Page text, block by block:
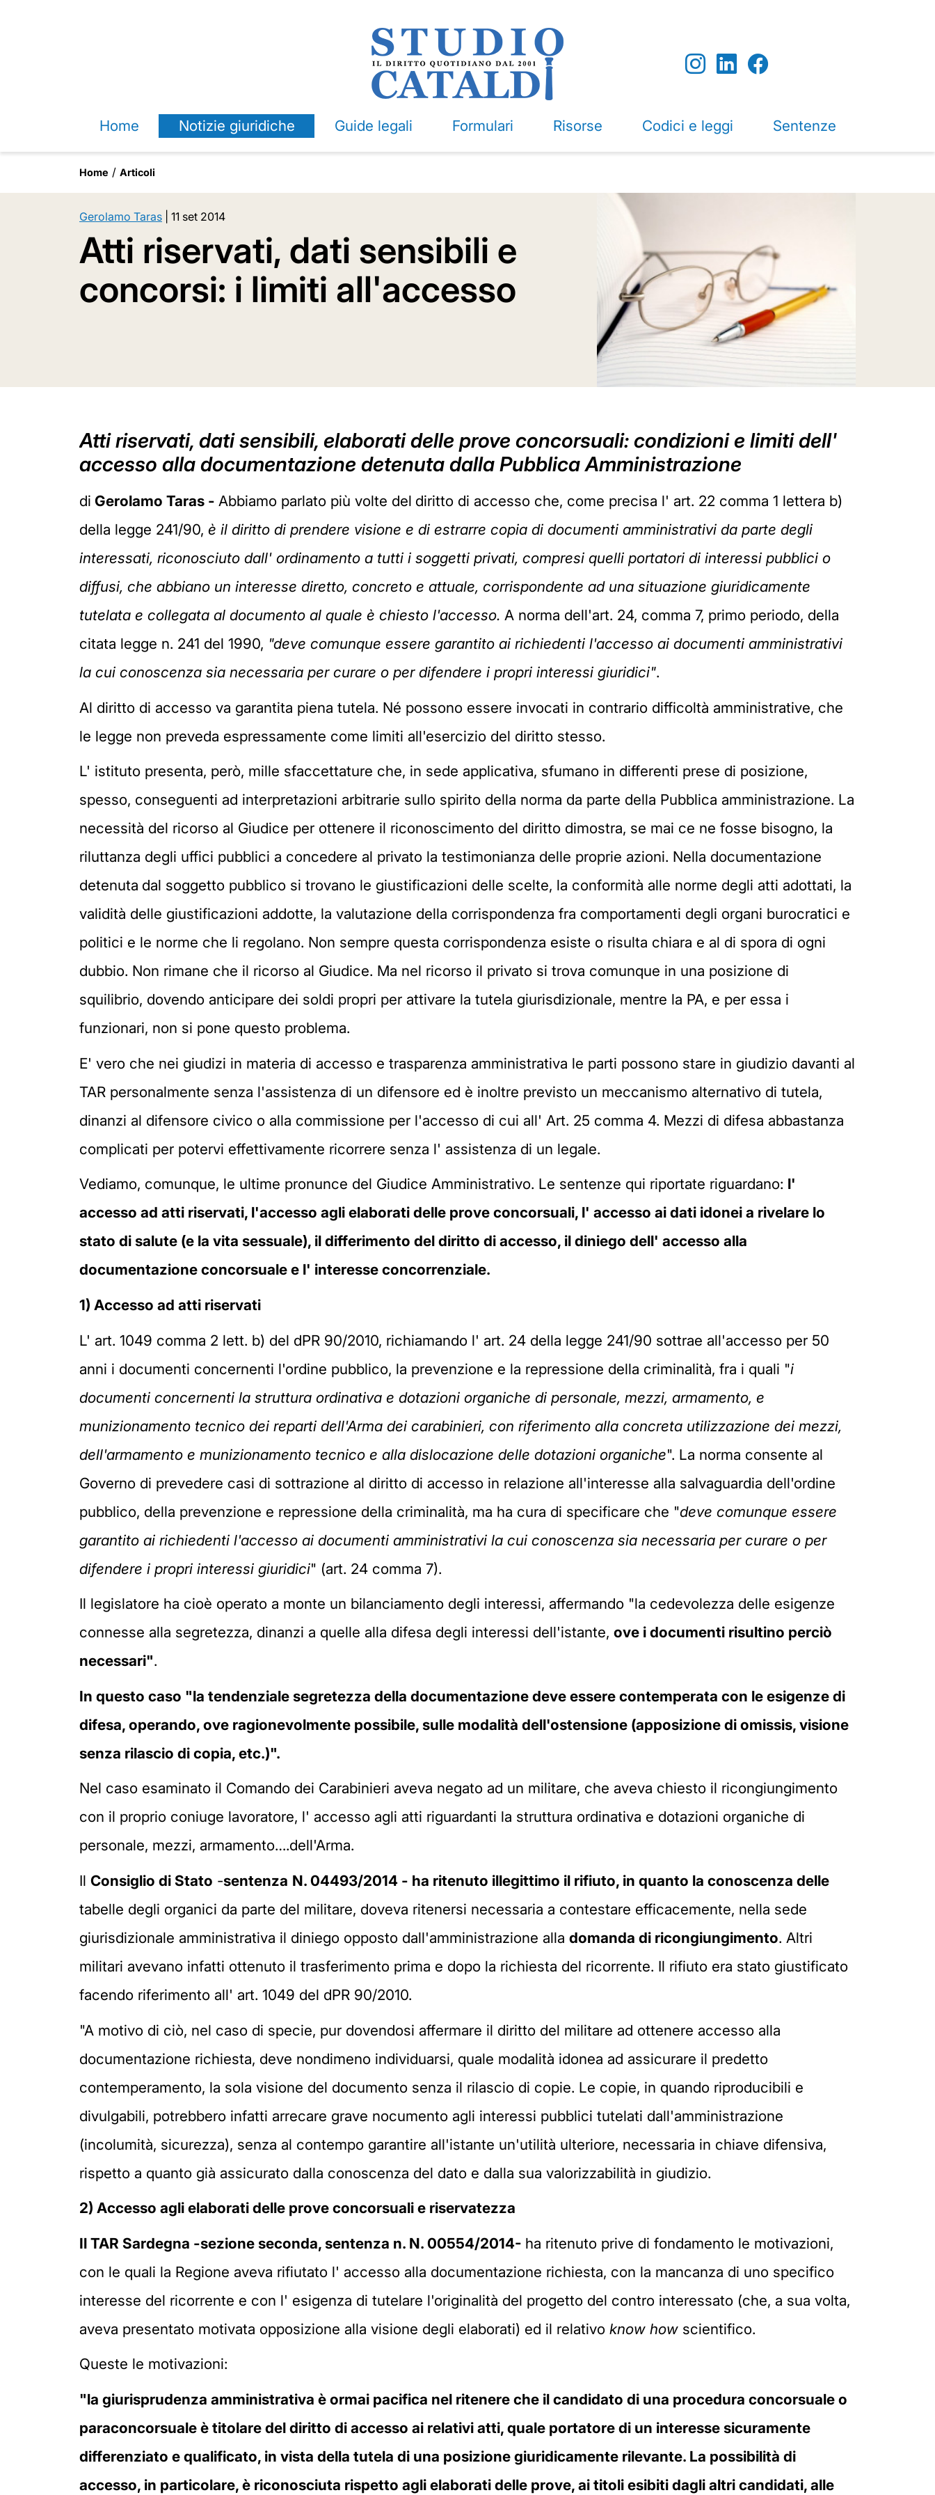
Home Notizie giuridiche Guide legali Formulari Risorse Codici e leggi Sentenze
Home Articoli
Gerolamo Taras 11 set 2014
Atti riservati, dati sensibili e
concorsi: i limiti all'accesso
Atti riservati, dati sensibili, elaborati delle prove concorsuali: condizioni e limiti dell'
accesso alla documentazione detenuta dalla Pubblica Amministrazione
di Gerolamo Taras - Abbiamo parlato più volte del diritto di accesso che, come precisa l' art. 22 comma 1 lettera b)
della legge 241/90, è il diritto di prendere visione e di estrarre copia di documenti amministrativi da parte degli
interessati, riconosciuto dall' ordinamento a tutti i soggetti privati, compresi quelli portatori di interessi pubblici o
diffusi, che abbiano un interesse diretto, concreto e attuale, corrispondente ad una situazione giuridicamente
tutelata e collegata al documento al quale è chiesto l'accesso. A norma dell'art. 24, comma 7, primo periodo, della
citata legge n. 241 del 1990, "deve comunque essere garantito ai richiedenti l'accesso ai documenti amministrativi
la cui conoscenza sia necessaria per curare o per difendere i propri interessi giuridici".
Al diritto di accesso va garantita piena tutela. Né possono essere invocati in contrario difficoltà amministrative, che
le legge non preveda espressamente come limiti all'esercizio del diritto stesso.
L' istituto presenta, però, mille sfaccettature che, in sede applicativa, sfumano in differenti prese di posizione,
spesso, conseguenti ad interpretazioni arbitrarie sullo spirito della norma da parte della Pubblica amministrazione. La
necessità del ricorso al Giudice per ottenere il riconoscimento del diritto dimostra, se mai ce ne fosse bisogno, la
riluttanza degli uffici pubblici a concedere al privato la testimonianza delle proprie azioni. Nella documentazione
detenuta dal soggetto pubblico si trovano le giustificazioni delle scelte, la conformità alle norme degli atti adottati, la
validità delle giustificazioni addotte, la valutazione della corrispondenza fra comportamenti degli organi burocratici e
politici e le norme che li regolano. Non sempre questa corrispondenza esiste o risulta chiara e al di spora di ogni
dubbio. Non rimane che il ricorso al Giudice. Ma nel ricorso il privato si trova comunque in una posizione di
squilibrio, dovendo anticipare dei soldi propri per attivare la tutela giurisdizionale, mentre la PA, e per essa i
funzionari, non si pone questo problema.
E' vero che nei giudizi in materia di accesso e trasparenza amministrativa le parti possono stare in giudizio davanti al
TAR personalmente senza l'assistenza di un difensore ed è inoltre previsto un meccanismo alternativo di tutela,
dinanzi al difensore civico o alla commissione per l'accesso di cui all' Art. 25 comma 4. Mezzi di difesa abbastanza
complicati per potervi effettivamente ricorrere senza l' assistenza di un legale.
Vediamo, comunque, le ultime pronunce del Giudice Amministrativo. Le sentenze qui riportate riguardano: l'
accesso ad atti riservati, l'accesso agli elaborati delle prove concorsuali, l' accesso ai dati idonei a rivelare lo
stato di salute (e la vita sessuale), il differimento del diritto di accesso, il diniego dell' accesso alla
documentazione concorsuale e l' interesse concorrenziale.
1) Accesso ad atti riservati
L' art. 1049 comma 2 lett. b) del dPR 90/2010, richiamando l' art. 24 della legge 241/90 sottrae all'accesso per 50
anni i documenti concernenti l'ordine pubblico, la prevenzione e la repressione della criminalità, fra i quali "i
documenti concernenti la struttura ordinativa e dotazioni organiche di personale, mezzi, armamento, e
munizionamento tecnico dei reparti dell'Arma dei carabinieri, con riferimento alla concreta utilizzazione dei mezzi,
dell'armamento e munizionamento tecnico e alla dislocazione delle dotazioni organiche". La norma consente al
Governo di prevedere casi di sottrazione al diritto di accesso in relazione all'interesse alla salvaguardia dell'ordine
pubblico, della prevenzione e repressione della criminalità, ma ha cura di specificare che "deve comunque essere
garantito ai richiedenti l'accesso ai documenti amministrativi la cui conoscenza sia necessaria per curare o per
difendere i propri interessi giuridici" (art. 24 comma 7).
Il legislatore ha cioè operato a monte un bilanciamento degli interessi, affermando "la cedevolezza delle esigenze
connesse alla segretezza, dinanzi a quelle alla difesa degli interessi dell'istante, ove i documenti risultino perciò
necessari".
In questo caso "la tendenziale segretezza della documentazione deve essere contemperata con le esigenze di
difesa, operando, ove ragionevolmente possibile, sulle modalità dell'ostensione (apposizione di omissis, visione
senza rilascio di copia, etc.)".
Nel caso esaminato il Comando dei Carabinieri aveva negato ad un militare, che aveva chiesto il ricongiungimento
con il proprio coniuge lavoratore, l' accesso agli atti riguardanti la struttura ordinativa e dotazioni organiche di
personale, mezzi, armamento….dell'Arma.
Il Consiglio di Stato -sentenza N. 04493/2014 - ha ritenuto illegittimo il rifiuto, in quanto la conoscenza delle
tabelle degli organici da parte del militare, doveva ritenersi necessaria a contestare efficacemente, nella sede
giurisdizionale amministrativa il diniego opposto dall'amministrazione alla domanda di ricongiungimento. Altri
militari avevano infatti ottenuto il trasferimento prima e dopo la richiesta del ricorrente. Il rifiuto era stato giustificato
facendo riferimento all' art. 1049 del dPR 90/2010.
"A motivo di ciò, nel caso di specie, pur dovendosi affermare il diritto del militare ad ottenere accesso alla
documentazione richiesta, deve nondimeno individuarsi, quale modalità idonea ad assicurare il predetto
contemperamento, la sola visione del documento senza il rilascio di copie. Le copie, in quando riproducibili e
divulgabili, potrebbero infatti arrecare grave nocumento agli interessi pubblici tutelati dall'amministrazione
(incolumità, sicurezza), senza al contempo garantire all'istante un'utilità ulteriore, necessaria in chiave difensiva,
rispetto a quanto già assicurato dalla conoscenza del dato e dalla sua valorizzabilità in giudizio.
2) Accesso agli elaborati delle prove concorsuali e riservatezza
Il TAR Sardegna -sezione seconda, sentenza n. N. 00554/2014- ha ritenuto prive di fondamento le motivazioni,
con le quali la Regione aveva rifiutato l' accesso alla documentazione richiesta, con la mancanza di uno specifico
interesse del ricorrente e con l' esigenza di tutelare l'originalità del progetto del contro interessato (che, a sua volta,
aveva presentato motivata opposizione alla visione degli elaborati) ed il relativo know how scientifico.
Queste le motivazioni:
"la giurisprudenza amministrativa è ormai pacifica nel ritenere che il candidato di una procedura concorsuale o
paraconcorsuale è titolare del diritto di accesso ai relativi atti, quale portatore di un interesse sicuramente
differenziato e qualificato, in vista della tutela di una posizione giuridicamente rilevante. La possibilità di
accesso, in particolare, è riconosciuta rispetto agli elaborati delle prove, ai titoli esibiti dagli altri candidati, alle